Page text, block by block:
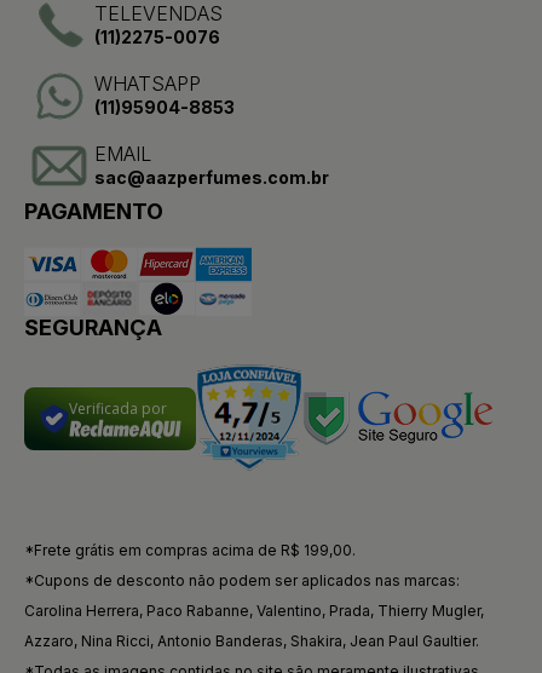
TELEVENDAS
(11)2275-0076
WHATSAPP
(11)95904-8853
EMAIL
sac@aazperfumes.com.br
PAGAMENTO
SEGURANÇA
Verificada por
*Frete grátis em compras acima de R$ 199,00.
*Cupons de desconto não podem ser aplicados nas marcas:
Carolina Herrera, Paco Rabanne, Valentino, Prada, Thierry Mugler,
Azzaro, Nina Ricci, Antonio Banderas, Shakira, Jean Paul Gaultier.